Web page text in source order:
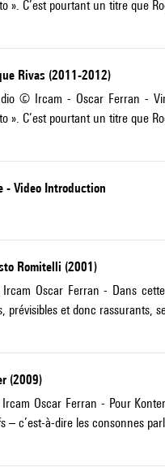
». C’est pourtant un titre que
Rivas (2011-2012)
© Ircam - Oscar Ferran -
». C’est pourtant un titre que
- Video Introduction
Romitelli (2001)
Oscar Ferran - Dans
prévisibles et donc rassurants,
(2009)
Oscar Ferran - Pour
– c’est-à-dire les consonnes